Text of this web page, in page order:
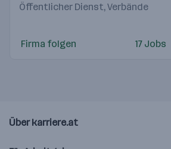
Öffentlicher Dienst, Verbände
Firma folgen 17 Jobs
Über karriere.at